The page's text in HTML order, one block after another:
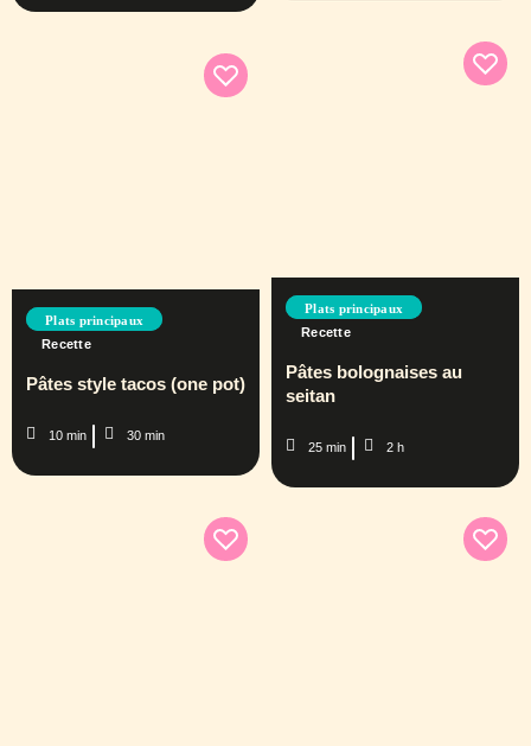
Plats principaux
Recette
Pâtes style tacos (one pot)
10 min 30 min
Plats principaux
Recette
Pâtes bolognaises au
seitan
25 min 2 h